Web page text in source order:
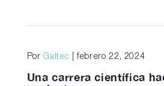
PorGaltec | febrero 22, 2024
Una carrera científica